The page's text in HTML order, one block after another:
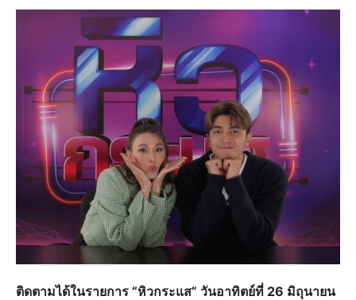
ติดตามได้ในรายการ “หิวกระแส” วันอาทิตย์ที่ 26 มิถุนายน